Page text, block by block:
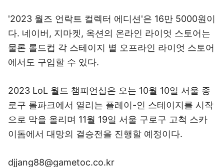
'2023 월즈 언락트 컬렉터 에디션'은 16만 5000원이
다. 네이버, 지마켓, 옥션의 온라인 라이엇 스토어는
물론 롤드컵 각 스테이지 별 오프라인 라이엇 스토어
에서도 구입할 수 있다.
2023 LoL 월드 챔피언십은 오는 10월 10일 서울 종
로구 롤파크에서 열리는 플레이-인 스테이지를 시작
으로 막을 올리며 11월 19일 서울 구로구 고척 스카
이돔에서 대망의 결승전을 진행할 예정이다.
djjang88@gametoc.co.kr